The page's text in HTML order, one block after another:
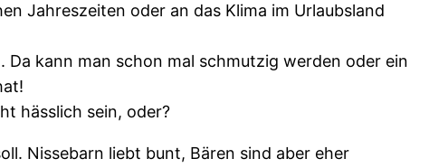
Jahreszeiten oder an das Klima im Urlaubsland
kann man schon mal schmutzig werden oder ein
hässlich sein, oder?
Nissebarn liebt bunt, Bären sind aber eher